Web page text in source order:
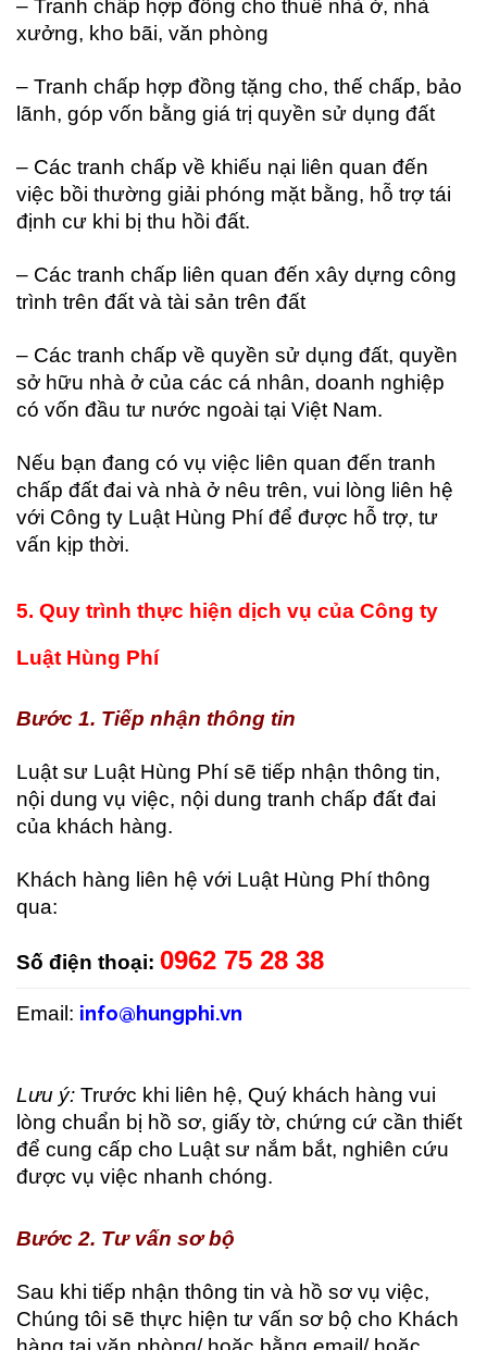
– Tranh chấp hợp đồng cho thuê nhà ở, nhà
xưởng, kho bãi, văn phòng
– Tranh chấp hợp đồng tặng cho, thế chấp, bảo
lãnh, góp vốn bằng giá trị quyền sử dụng đất
– Các tranh chấp về khiếu nại liên quan đến
việc bồi thường giải phóng mặt bằng, hỗ trợ tái
định cư khi bị thu hồi đất.
– Các tranh chấp liên quan đến xây dựng công
trình trên đất và tài sản trên đất
– Các tranh chấp về quyền sử dụng đất, quyền
sở hữu nhà ở của các cá nhân, doanh nghiệp
có vốn đầu tư nước ngoài tại Việt Nam.
Nếu bạn đang có vụ việc liên quan đến tranh
chấp đất đai và nhà ở nêu trên, vui lòng liên hệ
với Công ty Luật Hùng Phí để được hỗ trợ, tư
vấn kịp thời.
5. Quy trình thực hiện dịch vụ của Công ty
Luật Hùng Phí
Bước 1. Tiếp nhận thông tin
Luật sư Luật Hùng Phí sẽ tiếp nhận thông tin,
nội dung vụ việc, nội dung tranh chấp đất đai
của khách hàng.
Khách hàng liên hệ với Luật Hùng Phí thông
qua:
Số điện thoại: 0962 75 28 38
Email: info@hungphi.vn
Lưu ý: Trước khi liên hệ, Quý khách hàng vui
lòng chuẩn bị hồ sơ, giấy tờ, chứng cứ cần thiết
để cung cấp cho Luật sư nắm bắt, nghiên cứu
được vụ việc nhanh chóng.
Bước 2. Tư vấn sơ bộ
Sau khi tiếp nhận thông tin và hồ sơ vụ việc,
Chúng tôi sẽ thực hiện tư vấn sơ bộ cho Khách